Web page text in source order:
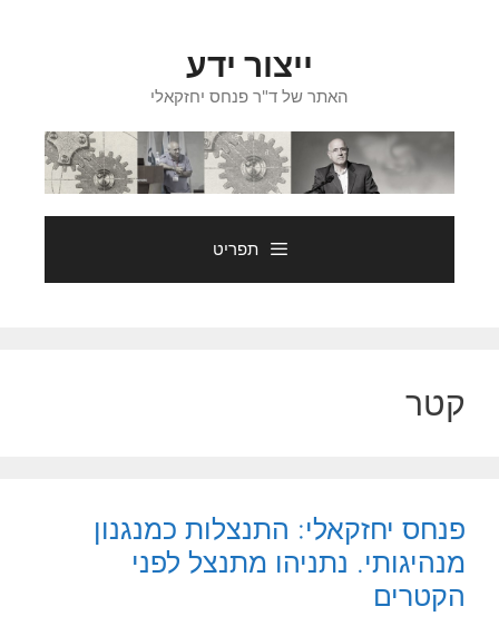
ייצור ידע
האתר של ד"ר פנחס יחזקאלי
תפריט
קטר
פנחס יחזקאלי: התנצלות כמנגנון
מנהיגותי. נתניהו מתנצל לפני
הקטרים